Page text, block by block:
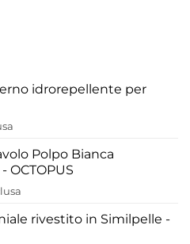
433,30 €
idrorepellente per
Polpo Bianca
OCTOPUS
rivestito in Similpelle -